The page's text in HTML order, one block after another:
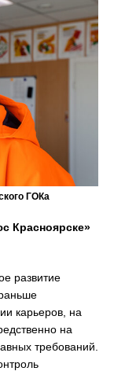
ГОКа
Красноярске»
развитие
карьеров, на
на
требований.